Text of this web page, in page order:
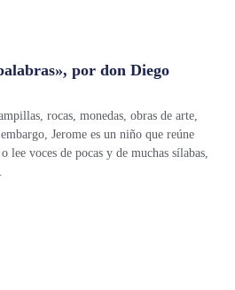
por don Diego
rocas, monedas, obras de arte,
Jerome es un niño que reúne
lee voces de pocas y de muchas sílabas,